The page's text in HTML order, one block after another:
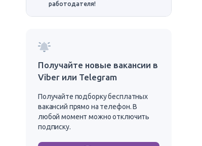
работодателя!
Получайте новые вакансии в
Viber или Telegram
Получайте подборку бесплатных
вакансий прямо на телефон. В
любой момент можно отключить
подписку.